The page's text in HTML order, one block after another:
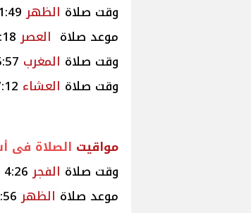
وقت صلاة الظهر11:49
موعد صلاة العصر3:18 م
وقت صلاة المغرب
وقت صلاة العشاء
مواقيت الصلاة فى
وقت صلاة الفجر4:26 ص
موعد صلاة الظهر11:56 ص